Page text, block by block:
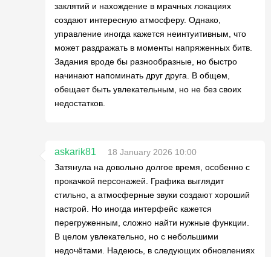
заклятий и нахождение в мрачных локациях
создают интересную атмосферу. Однако,
управление иногда кажется неинтуитивным, что
может раздражать в моменты напряженных битв.
Задания вроде бы разнообразные, но быстро
начинают напоминать друг друга. В общем,
обещает быть увлекательным, но не без своих
недостатков.
askarik81
18 January 2026 10:00
Затянула на довольно долгое время, особенно с
прокачкой персонажей. Графика выглядит
стильно, а атмосферные звуки создают хороший
настрой. Но иногда интерфейс кажется
перегруженным, сложно найти нужные функции.
В целом увлекательно, но с небольшими
недочётами. Надеюсь, в следующих обновлениях